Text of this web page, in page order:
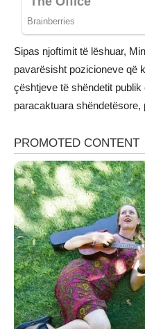
Sipas njoftimit të lëshuar,
pavarësisht pozicioneve që
çështjeve të shëndetit
paracaktuara shëndetësore,